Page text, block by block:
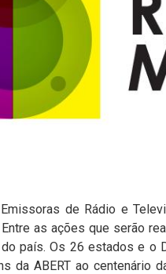
de Rádio e
as ações que serão
país. Os 26 estados e o
da ABERT ao